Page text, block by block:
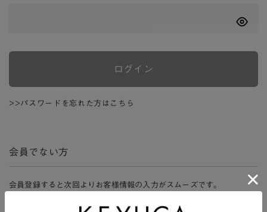
ログイン
>>パスワードを忘れた方はこちら
会員でない方
会員登録すると次回よりお客様情報の入力がスムーズです。